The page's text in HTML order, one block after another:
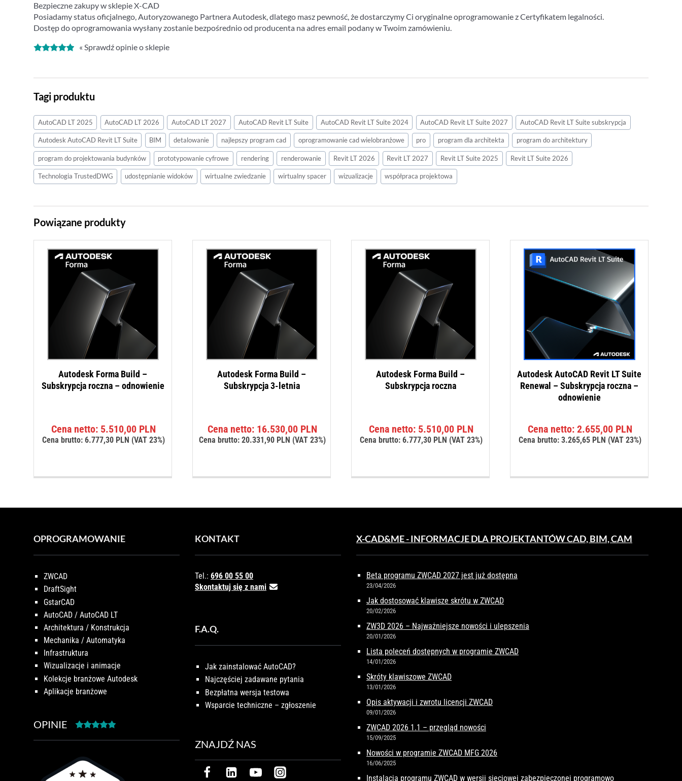
Bezpieczne zakupy w sklepie X-CAD
Posiadamy status oficjalnego, Autoryzowanego Partnera Autodesk, dlatego masz pewność, że dostarczymy Ci oryginalne oprogramowanie z Certyfikatem legalności.
Dostęp do oprogramowania wysłany zostanie bezpośrednio od producenta na adres email podany w Twoim zamówieniu.
« Sprawdź opinie o sklepie
Tagi produktu
AutoCAD LT 2025 AutoCAD LT 2026 AutoCAD LT 2027 AutoCAD Revit LT Suite AutoCAD Revit LT Suite 2024 AutoCAD Revit LT Suite 2027 AutoCAD Revit LT Suite subskrypcja
Autodesk AutoCAD Revit LT Suite BIM detalowanie najlepszy program cad oprogramowanie cad wielobranżowe pro program dla architekta program do architektury
program do projektowania budynków prototypowanie cyfrowe rendering renderowanie Revit LT 2026 Revit LT 2027 Revit LT Suite 2025 Revit LT Suite 2026
Technologia TrustedDWG udostępnianie widoków wirtualne zwiedzanie wirtualny spacer wizualizacje współpraca projektowa
Powiązane produkty
Autodesk Forma Build –
Subskrypcja roczna – odnowienie
Cena netto: 5.510,00 PLN
Cena brutto: 6.777,30 PLN (VAT 23%)
Autodesk Forma Build –
Subskrypcja 3-letnia
Cena netto: 16.530,00 PLN
Cena brutto: 20.331,90 PLN (VAT 23%)
Autodesk Forma Build –
Subskrypcja roczna
Cena netto: 5.510,00 PLN
Cena brutto: 6.777,30 PLN (VAT 23%)
Autodesk AutoCAD Revit LT Suite
Renewal – Subskrypcja roczna –
odnowienie
Cena netto: 2.655,00 PLN
Cena brutto: 3.265,65 PLN (VAT 23%)
OPROGRAMOWANIE
ZWCAD
DraftSight
GstarCAD
AutoCAD / AutoCAD LT
Architektura / Konstrukcja
Mechanika / Automatyka
Infrastruktura
Wizualizacje i animacje
Kolekcje branżowe Autodesk
Aplikacje branżowe
OPINIE
KONTAKT
Tel.: 696 00 55 00
Skontaktuj się z nami
F.A.Q.
Jak zainstalować AutoCAD?
Najczęściej zadawane pytania
Bezpłatna wersja testowa
Wsparcie techniczne – zgłoszenie
ZNAJDŹ NAS
X-CAD&ME - INFORMACJE DLA PROJEKTANTÓW CAD, BIM, CAM
Beta programu ZWCAD 2027 jest już dostępna
23/04/2026
Jak dostosować klawisze skrótu w ZWCAD
20/02/2026
ZW3D 2026 – Najważniejsze nowości i ulepszenia
20/01/2026
Lista poleceń dostępnych w programie ZWCAD
14/01/2026
Skróty klawiszowe ZWCAD
13/01/2026
Opis aktywacji i zwrotu licencji ZWCAD
09/01/2026
ZWCAD 2026 1.1 – przegląd nowości
15/09/2025
Nowości w programie ZWCAD MFG 2026
16/06/2025
Instalacja programu ZWCAD w wersji sieciowej zabezpieczonej programowo